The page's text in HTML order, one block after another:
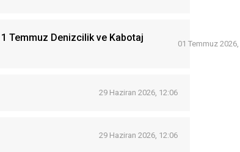
Temmuz Denizcilik ve Kabotaj
01 Temmuz
29 Haziran 2026, 12:06
29 Haziran 2026, 12:06